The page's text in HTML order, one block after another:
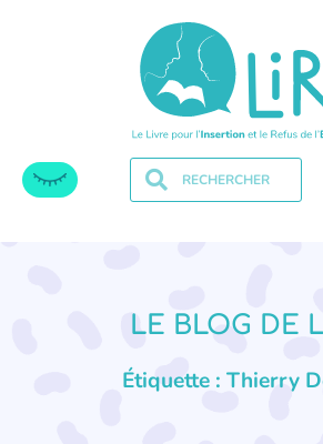
LE BLOG DE
Étiquette : Thierry